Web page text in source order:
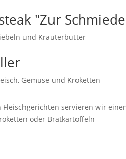
"Zur
und Kräuterbutter
Gemüse und Kroketten
Fleischgerichten servieren wir
oder Bratkartoffeln